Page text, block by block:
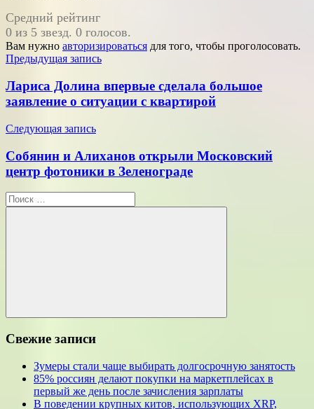
Средний рейтинг
0 из 5 звезд. 0 голосов.
Вам нужно авторизироваться для того, чтобы проголосовать.
Навигация
по
записям
Предыдущая запись
Лариса Долина впервые сделала большое
заявление о ситуации с квартирой
Следующая запись
Собянин и Алиханов открыли Московский
центр фотоники в Зеленограде
Поиск
для:
Поиск
Свежие записи
Зумеры стали чаще выбирать долгосрочную занятость
85% россиян делают покупки на маркетплейсах в
первый же день после зачисления зарплаты
В поведении крупных китов, использующих XRP,